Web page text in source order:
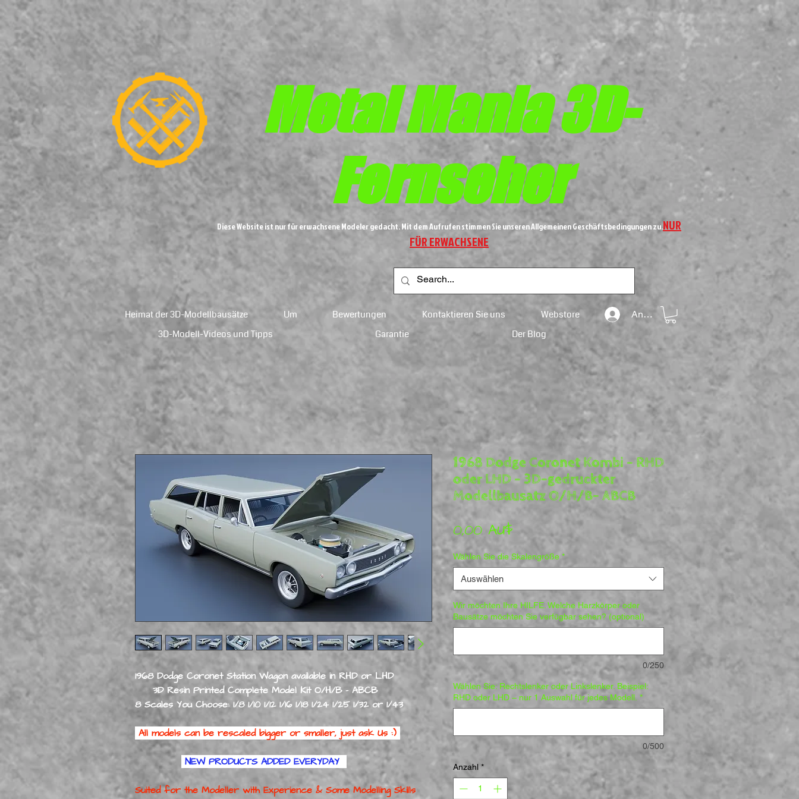
MetalMania 3D-
Fernseher
Diese Website ist nur für erwachsene Modeler gedacht. Mit dem Aufrufen stimmen Sie unseren Allgemeinen Geschäftsbedingungen zu.NUR
FÜR ERWACHSENE
Heimat der 3D-Modellbausätze Um Bewertungen Kontaktieren Sie uns
Webstore
3D-Modell-Videos und Tipps
Garantie Der Blog
Anmelden
1968 Dodge Coronet Station Wagon available in RHD or LHD
3D Resin Printed Complete Model Kit O/H/B - ABCB
8 Scales You Choose: 1/8 1/10 1/12 1/16 1/18 1/24 1/25 1/32 or 1/43
All models can be rescaled bigger or smaller, just ask Us :)
NEW PRODUCTS ADDED EVERYDAY
Suited for the Modeller with Experience & Some Modelling Skills
1968 Dodge Coronet Kombi – RHD
oder LHD – 3D-gedruckter
Modellbausatz O/H/B- ABCB
0,00 AU$Preis
Wählen Sie die Skalengröße *
Auswählen
Wir möchten Ihre HILFE. Welche Harzkörper oder
Bausätze möchten Sie verfügbar sehen? (optional)
0/250
Wählen Sie: Rechtslenker oder Linkslenker. Beispiel:
RHD oder LHD – nur 1 Auswahl für jedes Modell. *
0/500
Anzahl *